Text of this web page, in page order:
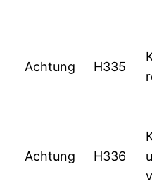
Achtung H335
Achtung H336